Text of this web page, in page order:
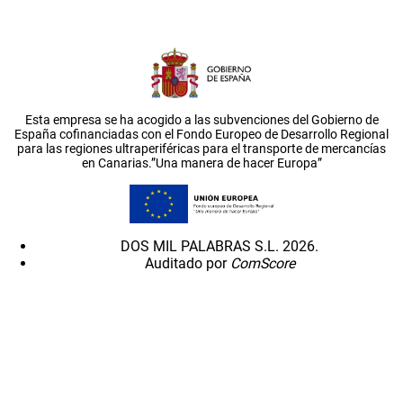
Esta empresa se ha acogido a las subvenciones del Gobierno de
España cofinanciadas con el Fondo Europeo de Desarrollo Regional
para las regiones ultraperiféricas para el transporte de mercancías
en Canarias.”Una manera de hacer Europa”
DOS MIL PALABRAS S.L. 2026.
Auditado por ComScore